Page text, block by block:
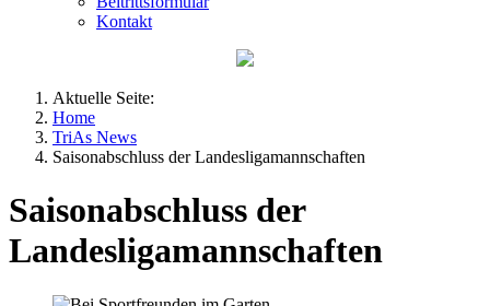
Kontakt
Aktuelle Seite:
Home
TriAs News
Saisonabschluss der Landesligamannschaften
Saisonabschluss der
Landesligamannschaften